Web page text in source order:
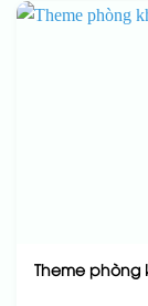
Theme phòng